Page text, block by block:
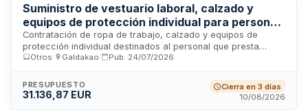
Suministro de vestuario laboral, calzado y
equipos de protección individual para personal
de ayuda domiciliaria del Ayuntamiento de
Galdakao
Contratación de ropa de trabajo, calzado y equipos de
protección individual destinados al personal que presta
servicios en el programa de ayuda domiciliaria del
para hombres y mujeres, complementos necesarios para el
desarrollo de tareas diarias y elementos de protección
Otros Galdakao Pub. 24/07/2026
PRESUPUESTO
31.136,87 EUR
Cierra en 3 días
10/08/2026